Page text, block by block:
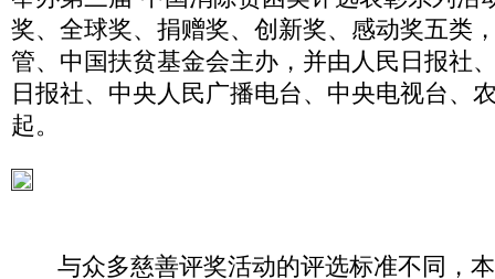
奖、全球奖、捐赠奖、创新奖、感动奖五类
管、中国扶贫基金会主办，并由人民日报社
日报社、中央人民广播电台、中央电视台、
起。
与众多慈善评奖活动的评选标准不同，本